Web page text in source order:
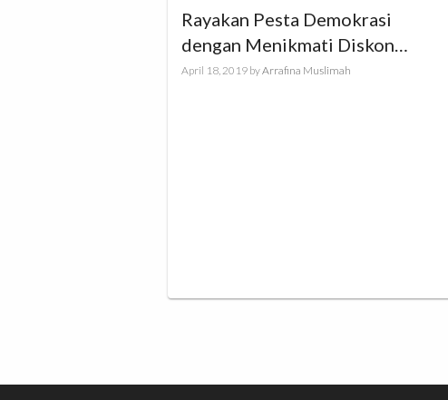
Rayakan Pesta Demokrasi
dengan Menikmati Diskon
Pemilu Pilpres 17% Hanya di
April 18, 2019 byArrafina Muslimah